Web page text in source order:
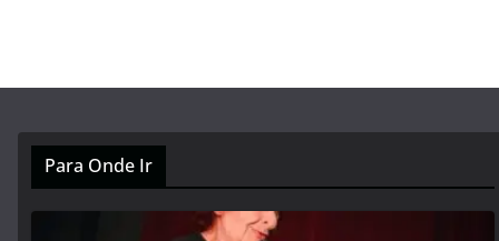
Para Onde Ir